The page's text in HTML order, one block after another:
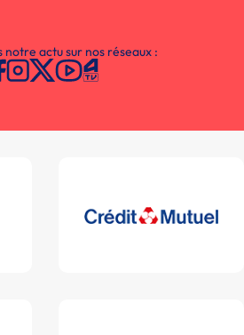
notre actu sur nos réseaux :